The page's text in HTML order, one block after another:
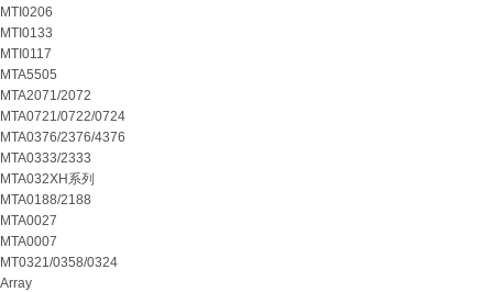
MTI0206
MTI0133
MTI0117
MTA5505
MTA2071/2072
MTA0721/0722/0724
MTA0376/2376/4376
MTA0333/2333
MTA032XH系列
MTA0188/2188
MTA0027
MTA0007
MT0321/0358/0324
Array